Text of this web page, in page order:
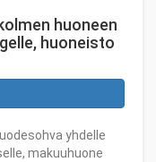
huoneen
huoneisto
yhdelle
makuuhuone